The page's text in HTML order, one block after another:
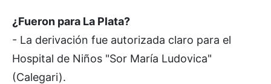
¿Fueron para La Plata?
- La derivación fue autorizada claro para el
Hospital de Niños "Sor María Ludovica"
(Calegari).